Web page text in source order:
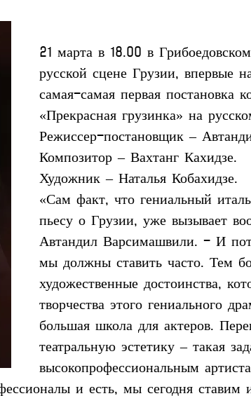
21 марта в 18.00 в
русской сцене Грузии, впервые
самая-самая первая постановка
«Прекрасная грузинка» на
Режиссер-постановщик –
Композитор – Вахтанг Кахидзе.
Художник – Наталья Кобахидзе.
«Сам факт, что гениальный
пьесу о Грузии, уже вызывает
Автандил Варсимашвили. - И
мы должны ставить часто. Тем
художественные достоинства,
творчества этого гениального
большая школа для актеров.
театральную эстетику – такая
высокопрофессиональным
и есть, мы сегодня ставим